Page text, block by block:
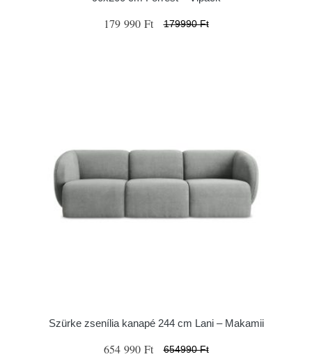
179 990 Ft 179990 Ft
Szürke zsenília kanapé 244 cm Lani – Makamii
654 990 Ft 654990 Ft